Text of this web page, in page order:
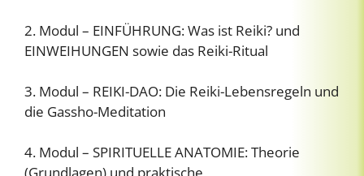
2. Modul – EINFÜHRUNG: Was ist Reiki? und
EINWEIHUNGEN sowie das Reiki-Ritual
3. Modul – REIKI-DAO: Die Reiki-Lebensregeln und
die Gassho-Meditation
4. Modul – SPIRITUELLE ANATOMIE: Theorie